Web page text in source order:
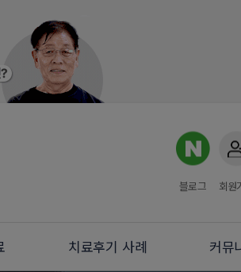
블로그 회원
치료후기 사례 커뮤